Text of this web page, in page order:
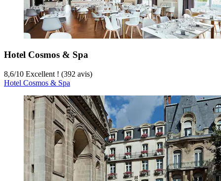
Hotel Cosmos & Spa
8,6/10 Excellent ! (392 avis)
Hotel Cosmos & Spa